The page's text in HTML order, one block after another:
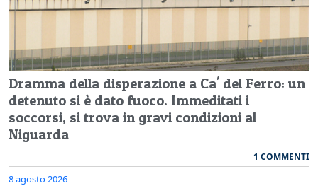
Dramma della disperazione a Ca' del Ferro: un
detenuto si è dato fuoco. Immeditati i
soccorsi, si trova in gravi condizioni al
Niguarda
1 COMMENTI
8 agosto 2026